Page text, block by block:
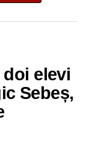
elevi
Sebeș,